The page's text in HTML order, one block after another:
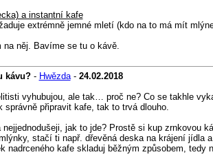
a instantní kafe
extrémně jemné mletí (kdo na to má mít
na něj. Bavíme se tu o kávě.
kávu?- Hwězda- 24.02.2018
vyhubujou, ale tak… proč ne? Co se takhle
připravit kafe, tak to trvá dlouho.
jak to jde? Prostě si kup zrnkovou
stačí ti např. dřevěná deska na krájení
nadrceného kafe skladuj běžným způsobem,